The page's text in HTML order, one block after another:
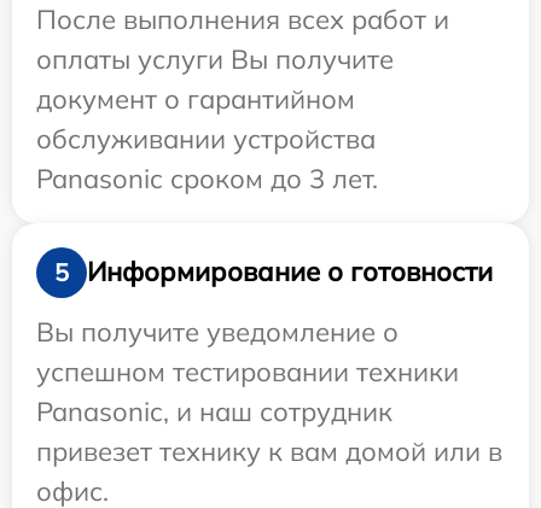
После выполнения всех работ и
оплаты услуги Вы получите
документ о гарантийном
обслуживании устройства
Panasonic сроком до 3 лет.
5
Информирование о готовности
Вы получите уведомление о
успешном тестировании техники
Panasonic, и наш сотрудник
привезет технику к вам домой или в
офис.